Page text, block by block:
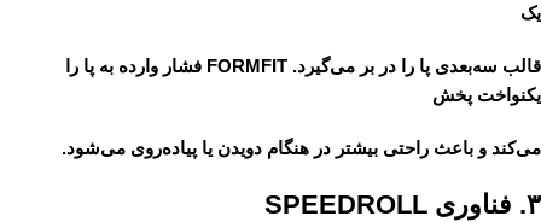
یک
قالب سه‌بعدی پا را در بر می‌گیرد. FORMFIT فشار وارده به پا را
یکنواخت پخش
می‌کند و باعث راحتی بیشتر در هنگام دویدن یا پیاده‌روی می‌شود.
۳. فناوری SPEEDROLL